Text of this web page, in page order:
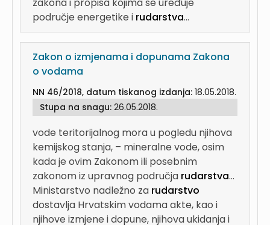
područje energetike i rudarstva...
Zakon o izmjenama i dopunama Zakona
o vodama
NN 46/2018, datum tiskanog izdanja: 18.05.2018.
Stupa na snagu: 26.05.2018.
vode teritorijalnog mora u pogledu njihova
kemijskog stanja, – mineralne vode, osim
kada je ovim Zakonom ili posebnim
zakonom iz upravnog područja rudarstva...
Ministarstvo nadležno za rudarstvo
dostavlja Hrvatskim vodama akte, kao i
njihove izmjene i dopune, njihova ukidanja i